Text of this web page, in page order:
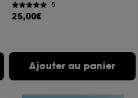
5
25,00€
Ajouter au panier